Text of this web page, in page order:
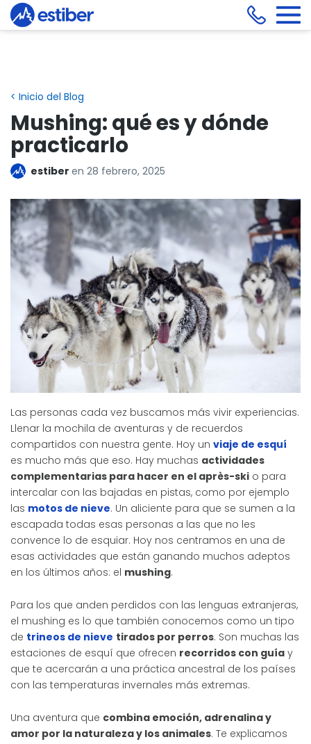
< Inicio del Blog
Mushing: qué es y dónde
practicarlo
estiber en 28 febrero, 2025
Las personas cada vez buscamos más vivir experiencias.
Llenar la mochila de aventuras y de recuerdos
compartidos con nuestra gente. Hoy un viaje de esquí
es mucho más que eso. Hay muchas actividades
complementarias para hacer en el après-ski o para
intercalar con las bajadas en pistas, como por ejemplo
las motos de nieve. Un aliciente para que se sumen a la
escapada todas esas personas a las que no les
convence lo de esquiar. Hoy nos centramos en una de
esas actividades que están ganando muchos adeptos
en los últimos años: el mushing.
Para los que anden perdidos con las lenguas extranjeras,
el mushing es lo que también conocemos como un tipo
de trineos de nieve tirados por perros. Son muchas las
estaciones de esquí que ofrecen recorridos con guía y
que te acercarán a una práctica ancestral de los países
con las temperaturas invernales más extremas.
Una aventura que combina emoción, adrenalina y
amor por la naturaleza y los animales. Te explicamos